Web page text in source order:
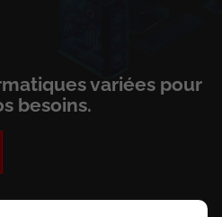
variées pour
besoins.